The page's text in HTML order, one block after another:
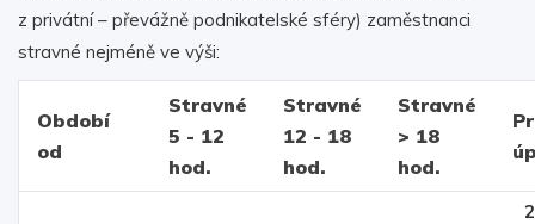
z privátní – převážně podnikatelské sféry) zaměstnanci
stravné nejméně ve výši:
Období
od
Stravné
5 - 12
hod.
Stravné
12 - 18
hod.
Stravné
> 18
hod.